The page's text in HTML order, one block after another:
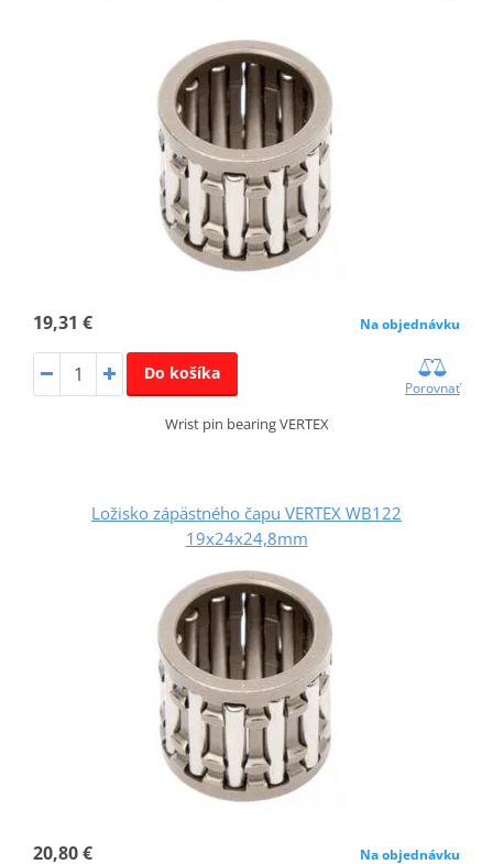
19,31 € Na objednávku
Do košíka
Porovnať
Wrist pin bearing VERTEX
Ložisko zápästného čapu VERTEX WB122
19x24x24,8mm
20,80 € Na objednávku